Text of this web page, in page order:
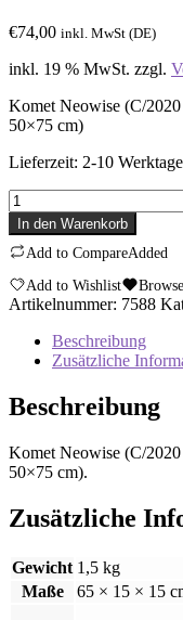
€74,00 inkl. MwSt (DE)
inkl. 19 % MwSt. zzgl.
Komet Neowise (C/
50×75 cm)
Lieferzeit: 2-10
Komet
Neowise
(C/2020
F3)
über
Landschaft
(edles
Fotopapier,
In den Warenkorb
Add to CompareAdded
Add to Wishlist
Artikelnummer: 7588
Beschreibung
Zusätzliche
Beschreibung
Komet Neowise (C/
50×75 cm).
Zusätzliche
Gewicht 1,5 kg
Maße
65 × 15 × 15